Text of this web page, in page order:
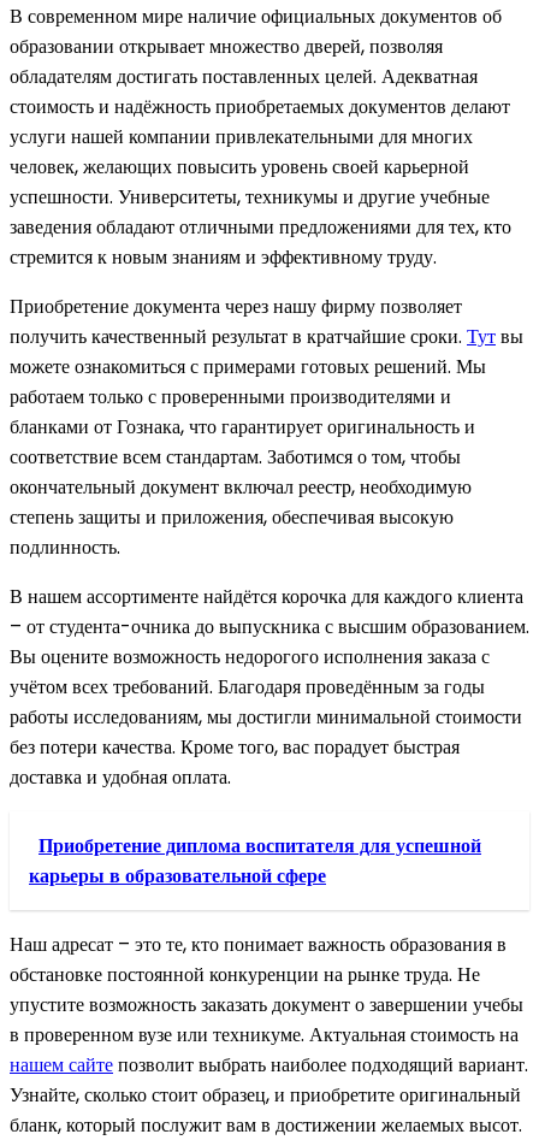
В современном мире наличие официальных документов об
образовании открывает множество дверей, позволяя
обладателям достигать поставленных целей. Адекватная
стоимость и надёжность приобретаемых документов делают
услуги нашей компании привлекательными для многих
человек, желающих повысить уровень своей карьерной
успешности. Университеты, техникумы и другие учебные
заведения обладают отличными предложениями для тех, кто
стремится к новым знаниям и эффективному труду.
Приобретение документа через нашу фирму позволяет
получить качественный результат в кратчайшие сроки. Тутвы
можете ознакомиться с примерами готовых решений. Мы
работаем только с проверенными производителями и
бланками от Гознака, что гарантирует оригинальность и
соответствие всем стандартам. Заботимся о том, чтобы
окончательный документ включал реестр, необходимую
степень защиты и приложения, обеспечивая высокую
подлинность.
В нашем ассортименте найдётся корочка для каждого клиента
– от студента-очника до выпускника с высшим образованием.
Вы оцените возможность недорогого исполнения заказа с
учётом всех требований. Благодаря проведённым за годы
работы исследованиям, мы достигли минимальной стоимости
без потери качества. Кроме того, вас порадует быстрая
доставка и удобная оплата.
Приобретение диплома воспитателя для успешной
карьеры в образовательной сфере
Наш адресат – это те, кто понимает важность образования в
обстановке постоянной конкуренции на рынке труда. Не
упустите возможность заказать документ о завершении учебы
в проверенном вузе или техникуме. Актуальная стоимость на
нашем сайтепозволит выбрать наиболее подходящий вариант.
Узнайте, сколько стоит образец, и приобретите оригинальный
бланк, который послужит вам в достижении желаемых высот.